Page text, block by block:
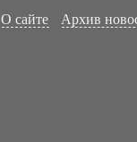
О сайте Архив